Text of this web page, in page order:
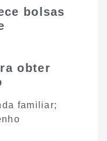
bolsas
obter
familiar;